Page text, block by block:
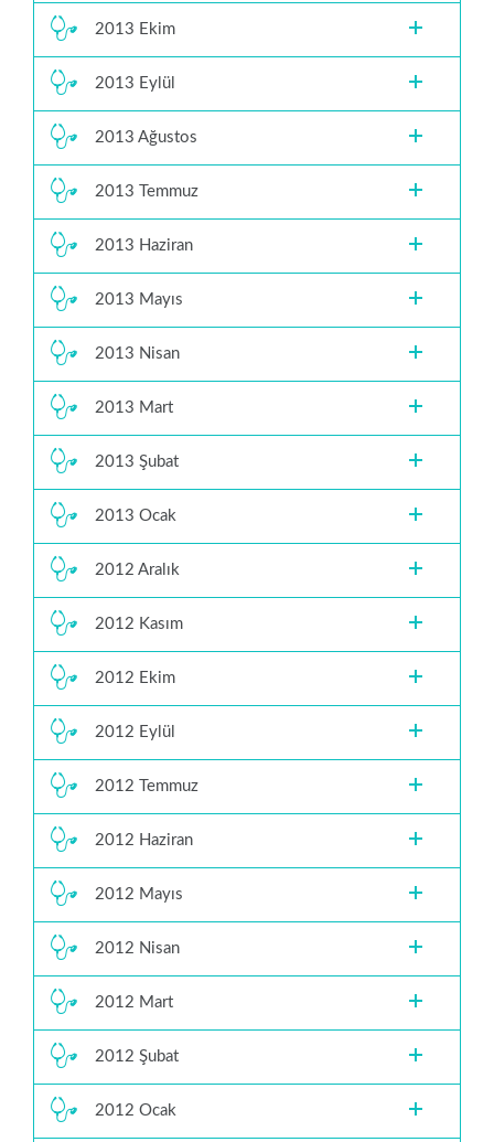
2013 Ekim
2013 Eylül
2013 Ağustos
2013 Temmuz
2013 Haziran
2013 Mayıs
2013 Nisan
2013 Mart
2013 Şubat
2013 Ocak
2012 Aralık
2012 Kasım
2012 Ekim
2012 Eylül
2012 Temmuz
2012 Haziran
2012 Mayıs
2012 Nisan
2012 Mart
2012 Şubat
2012 Ocak